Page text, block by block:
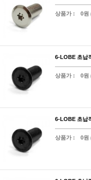
상품가 : 0원
6-LOBE 초납
상품가 : 0원
6-LOBE 초납
상품가 : 0원